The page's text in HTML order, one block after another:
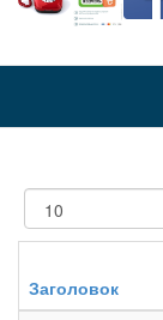
Показувати
Заголовок